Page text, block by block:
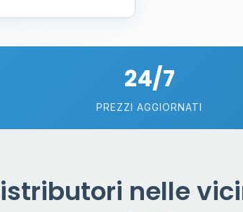
24/7
PREZZI AGGIORNATI
nelle